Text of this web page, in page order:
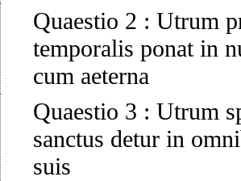
Quaestio 2 : Utrum
temporalis ponat in
cum aeterna
Quaestio 3 : Utrum
sanctus detur in
suis